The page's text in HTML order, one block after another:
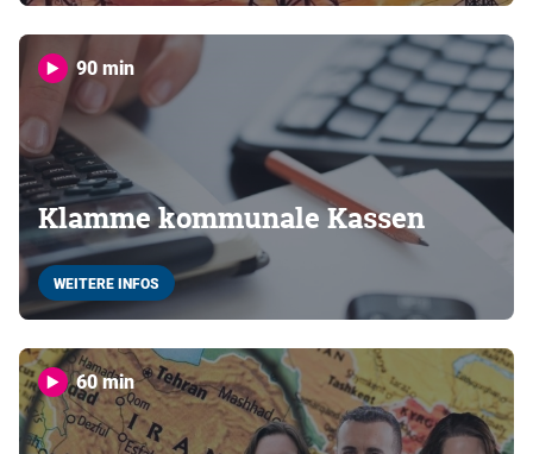
90 min
Klamme kommunale Kassen
WEITERE INFOS
60 min